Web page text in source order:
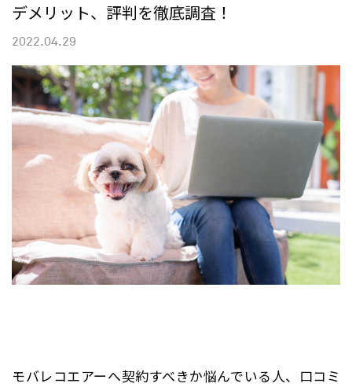
デメリット、評判を徹底調査！
2022.04.29
モバレコエアーへ契約すべきか悩んでいる人、口コミ